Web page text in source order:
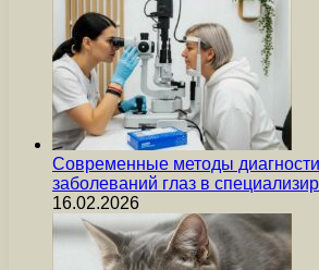
Современные методы
заболеваний глаз в
16.02.2026